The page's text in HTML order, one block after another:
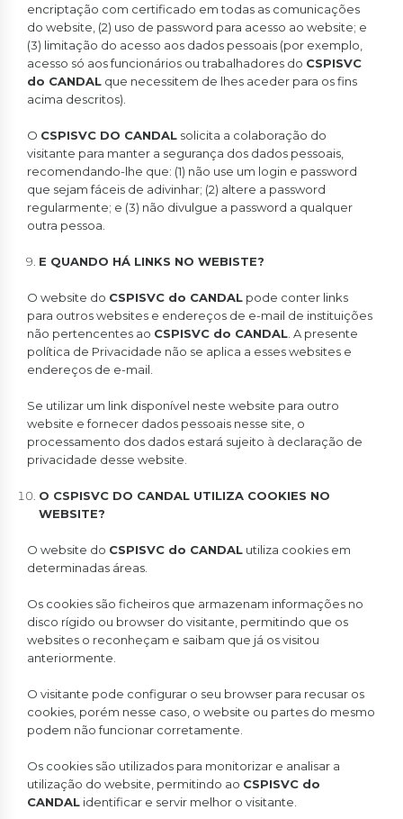
encriptação com certificado em todas as comunicações
do website, (2) uso de password para acesso ao website; e
(3) limitação do acesso aos dados pessoais (por exemplo,
acesso só aos funcionários ou trabalhadores do CSPISVC
do CANDAL que necessitem de lhes aceder para os fins
acima descritos).
O CSPISVC DO CANDAL solicita a colaboração do
visitante para manter a segurança dos dados pessoais,
recomendando-lhe que: (1) não use um login e password
que sejam fáceis de adivinhar; (2) altere a password
regularmente; e (3) não divulgue a password a qualquer
outra pessoa.
E QUANDO HÁ LINKS NO WEBISTE?
O website do CSPISVC do CANDAL pode conter links
para outros websites e endereços de e-mail de instituições
não pertencentes ao CSPISVC do CANDAL. A presente
política de Privacidade não se aplica a esses websites e
endereços de e-mail.
Se utilizar um link disponível neste website para outro
website e fornecer dados pessoais nesse site, o
processamento dos dados estará sujeito à declaração de
privacidade desse website.
O CSPISVC DO CANDAL UTILIZA COOKIES NO
WEBSITE?
O website do CSPISVC do CANDAL utiliza cookies em
determinadas áreas.
Os cookies são ficheiros que armazenam informações no
disco rígido ou browser do visitante, permitindo que os
websites o reconheçam e saibam que já os visitou
anteriormente.
O visitante pode configurar o seu browser para recusar os
cookies, porém nesse caso, o website ou partes do mesmo
podem não funcionar corretamente.
Os cookies são utilizados para monitorizar e analisar a
utilização do website, permitindo ao CSPISVC do
CANDAL identificar e servir melhor o visitante.